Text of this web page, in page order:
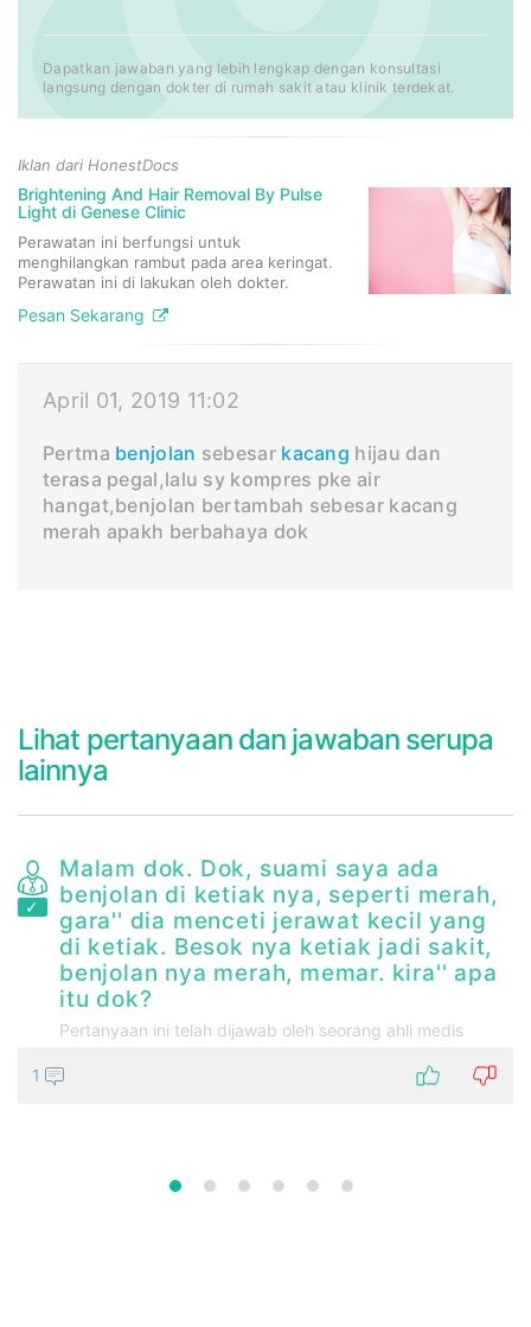
Dapatkan jawaban yang lebih lengkap dengan konsultasi
langsung dengan dokter di rumah sakit atau klinik terdekat.
Iklan dari HonestDocs
Brightening And Hair Removal By Pulse
Light di Genese Clinic
Perawatan ini berfungsi untuk
menghilangkan rambut pada area keringat.
Perawatan ini di lakukan oleh dokter.
Pesan Sekarang
April 01, 2019 11:02
Pertma benjolan sebesar kacang hijau dan
terasa pegal,lalu sy kompres pke air
hangat,benjolan bertambah sebesar kacang
merah apakh berbahaya dok
Lihat pertanyaan dan jawaban serupa
lainnya
Malam dok. Dok, suami saya ada
benjolan di ketiak nya, seperti merah,
gara'' dia menceti jerawat kecil yang
di ketiak. Besok nya ketiak jadi sakit,
benjolan nya merah, memar. kira'' apa
itu dok?
Pertanyaan ini telah dijawab oleh seorang ahli medis
1